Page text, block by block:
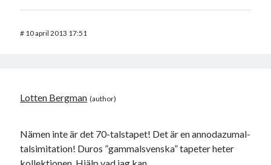
# 10 april 2013 17:51
Lotten Bergman
Nämen inte är det 70-talstapet! Det är en annodazumal-
talsimitation! Duros ”gammalsvenska” tapeter heter